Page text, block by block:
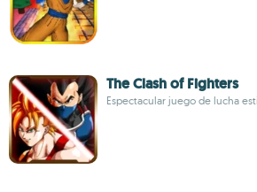
The Clash of Fighters
Espectacular juego de lucha